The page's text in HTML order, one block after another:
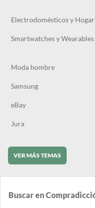
Electrodomésticos y Hogar
Smartwatches y Wearables
Moda hombre
Samsung
eBay
Jura
VER MÁS TEMAS